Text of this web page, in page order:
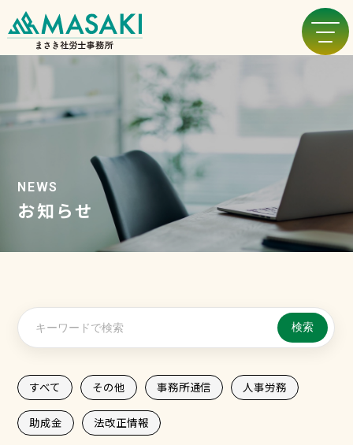
NEWS
お知らせ
検索
すべて その他 事務所通信 人事労務
助成金 法改正情報